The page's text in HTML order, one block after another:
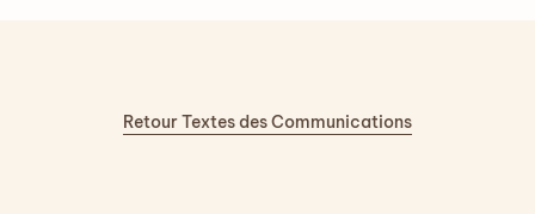
Retour Textes des Communications